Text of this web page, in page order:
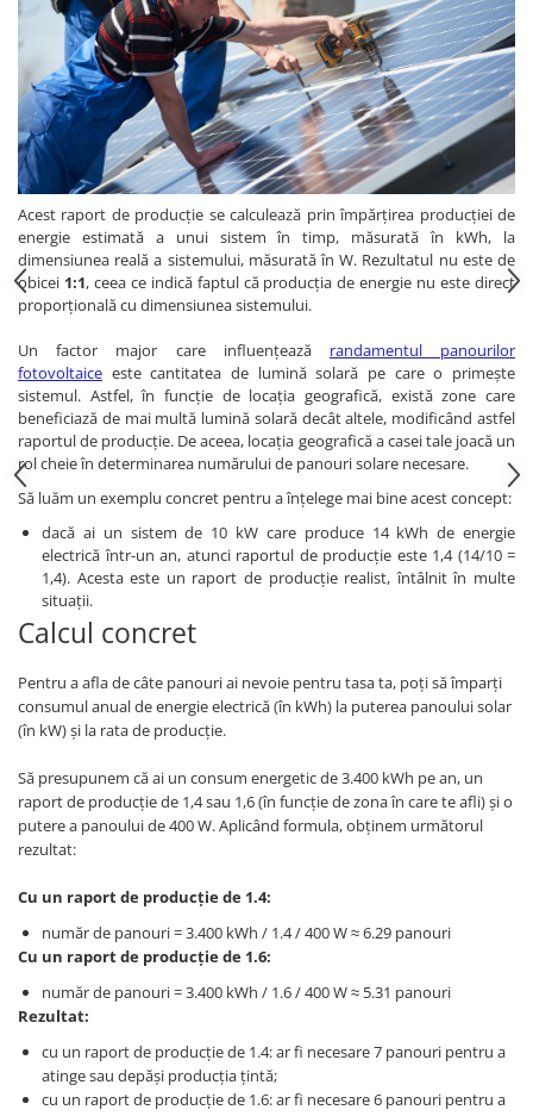
Acest raport de producție se calculează prin împărțirea producției de
energie estimată a unui sistem în timp, măsurată în kWh, la
dimensiunea reală a sistemului, măsurată în W. Rezultatul nu este de
obicei 1:1, ceea ce indică faptul că producția de energie nu este direct
proporțională cu dimensiunea sistemului.
Un factor major care influențează randamentul panourilor
fotovoltaice este cantitatea de lumină solară pe care o primește
sistemul. Astfel, în funcție de locația geografică, există zone care
beneficiază de mai multă lumină solară decât altele, modificând astfel
raportul de producție. De aceea, locația geografică a casei tale joacă un
rol cheie în determinarea numărului de panouri solare necesare.
Să luăm un exemplu concret pentru a înțelege mai bine acest concept:
dacă ai un sistem de 10 kW care produce 14 kWh de energie
electrică într-un an, atunci raportul de producție este 1,4 (14/10 =
1,4). Acesta este un raport de producție realist, întâlnit în multe
situații.
Calcul concret
Pentru a afla de câte panouri ai nevoie pentru tasa ta, poți să împarți
consumul anual de energie electrică (în kWh) la puterea panoului solar
(în kW) și la rata de producție.
Să presupunem că ai un consum energetic de 3.400 kWh pe an, un
raport de producție de 1,4 sau 1,6 (în funcție de zona în care te afli) și o
putere a panoului de 400 W. Aplicând formula, obținem următorul
rezultat:
Cu un raport de producție de 1.4:
număr de panouri = 3.400 kWh / 1.4 / 400 W ≈ 6.29 panouri
Cu un raport de producție de 1.6:
număr de panouri = 3.400 kWh / 1.6 / 400 W ≈ 5.31 panouri
Rezultat:
cu un raport de producție de 1.4: ar fi necesare 7 panouri pentru a
atinge sau depăși producția țintă;
cu un raport de producție de 1.6: ar fi necesare 6 panouri pentru a